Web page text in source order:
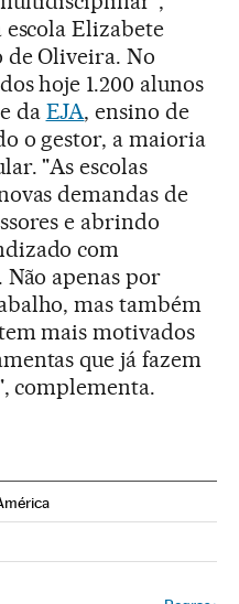
Elizabete
de Oliveira. No
hoje 1.200 alunos
da EJA, ensino de
o gestor, a maioria
"As escolas
demandas de
e abrindo
com
apenas por
mas também
mais motivados
que já fazem
complementa.